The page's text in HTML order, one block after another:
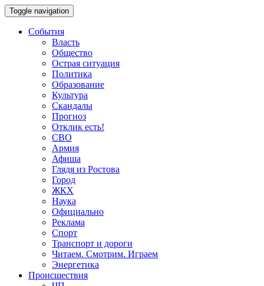
Toggle navigation
События
Власть
Общество
Острая ситуация
Политика
Образование
Культура
Скандалы
Прогноз
Отклик есть!
СВО
Армия
Афиша
Глядя из Ростова
Город
ЖКХ
Наука
Официально
Реклама
Спорт
Транспорт и дороги
Читаем. Смотрим. Играем
Энергетика
Происшествия